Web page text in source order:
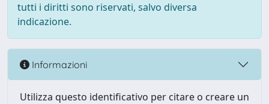
tutti i diritti sono riservati, salvo diversa
indicazione.
Informazioni
Utilizza questo identificativo per citare o creare un